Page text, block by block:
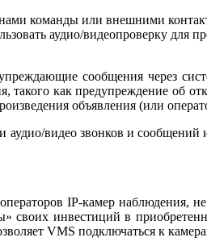
команды или внешними
аудио/видеопроверку для
сообщения через
как предупреждение об
объявления (или
видео звонков и сообщений
IP-камер наблюдения,
своих инвестиций в
VMS подключаться к